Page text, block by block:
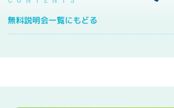
無料説明会一覧にもどる